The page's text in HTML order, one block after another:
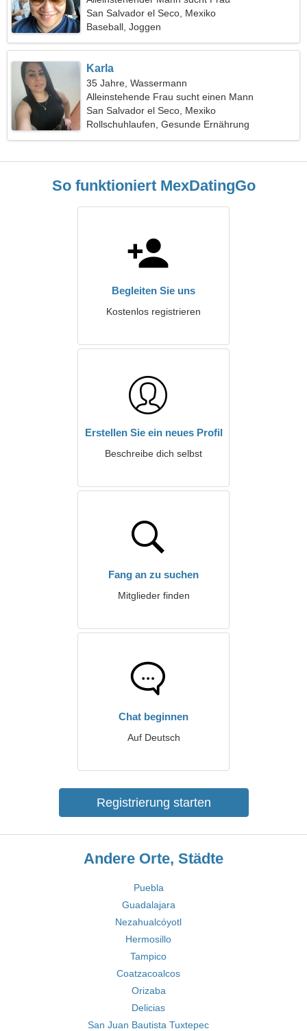
San Salvador el Seco, Mexiko
Baseball, Joggen
Karla
35 Jahre, Wassermann
Alleinstehende Frau sucht einen Mann
San Salvador el Seco, Mexiko
Rollschuhlaufen, Gesunde Ernährung
So funktioniert MexDatingGo
Begleiten Sie uns
Kostenlos registrieren
Erstellen Sie ein neues Profil
Beschreibe dich selbst
Fang an zu suchen
Mitglieder finden
Chat beginnen
Auf Deutsch
Registrierung starten
Andere Orte, Städte
Puebla
Guadalajara
Nezahualcóyotl
Hermosillo
Tampico
Coatzacoalcos
Orizaba
Delicias
San Juan Bautista Tuxtepec